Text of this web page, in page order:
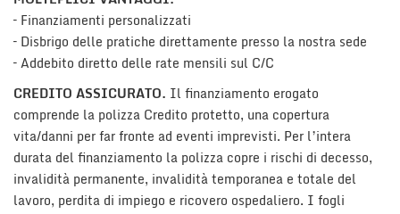
– Finanziamenti personalizzati
– Disbrigo delle pratiche direttamente presso la nostra sede
– Addebito diretto delle rate mensili sul C/C
CREDITO ASSICURATO. Il finanziamento erogato
comprende la polizza Credito protetto, una copertura
vita/danni per far fronte ad eventi imprevisti. Per l’intera
durata del finanziamento la polizza copre i rischi di decesso,
invalidità permanente, invalidità temporanea e totale del
lavoro, perdita di impiego e ricovero ospedaliero. I fogli